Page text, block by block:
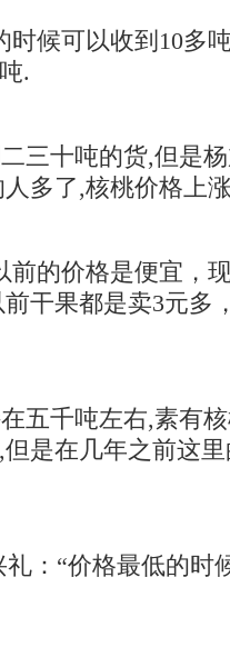
候可以收到10多
.
三十吨的货,但是
多了,核桃价格上
的价格是便宜，
干果都是卖3元多
五千吨左右,素有
是在几年之前这
：“价格最低的时